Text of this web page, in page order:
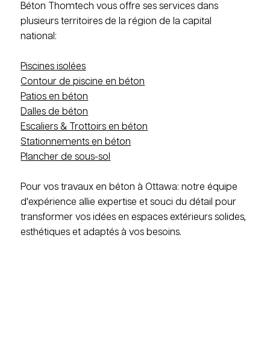
Béton Thomtech vous offre ses services dans
plusieurs territoires de la région de la capital
national:
Piscines isolées
Contour de piscine en béton
Patios en béton
Dalles de béton
Escaliers & Trottoirs en béton
Stationnements en béton
Plancher de sous-sol
Pour vos travaux en béton à Ottawa: notre équipe
d'expérience allie expertise et souci du détail pour
transformer vos idées en espaces extérieurs solides,
esthétiques et adaptés à vos besoins.